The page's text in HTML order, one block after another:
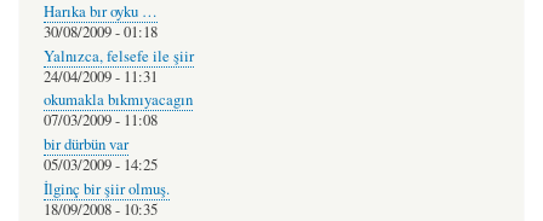
Harıka bır oyku …
30/08/2009 - 01:18
Yalnızca, felsefe ile şiir
24/04/2009 - 11:31
okumakla bıkmıyacagın
07/03/2009 - 11:08
bir dürbün var
05/03/2009 - 14:25
İlginç bir şiir olmuş.
18/09/2008 - 10:35